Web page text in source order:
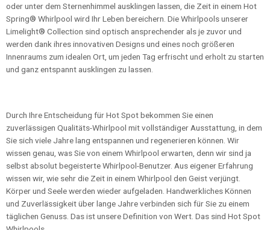
oder unter dem Sternenhimmel ausklingen lassen, die Zeit in einem Hot
Spring® Whirlpool wird Ihr Leben bereichern. Die Whirlpools unserer
Limelight® Collection sind optisch ansprechender als je zuvor und
werden dank ihres innovativen Designs und eines noch größeren
Innenraums zum idealen Ort, um jeden Tag erfrischt und erholt zu starten
und ganz entspannt ausklingen zu lassen.
Durch Ihre Entscheidung für Hot Spot bekommen Sie einen
zuverlässigen Qualitäts-Whirlpool mit vollständiger Ausstattung, in dem
Sie sich viele Jahre lang entspannen und regenerieren können. Wir
wissen genau, was Sie von einem Whirlpool erwarten, denn wir sind ja
selbst absolut begeisterte Whirlpool-Benutzer. Aus eigener Erfahrung
wissen wir, wie sehr die Zeit in einem Whirlpool den Geist verjüngt.
Körper und Seele werden wieder aufgeladen. Handwerkliches Können
und Zuverlässigkeit über lange Jahre verbinden sich für Sie zu einem
täglichen Genuss. Das ist unsere Definition von Wert. Das sind Hot Spot